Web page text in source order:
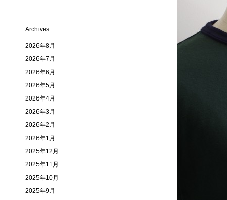
Archives
2026年8月
2026年7月
2026年6月
2026年5月
2026年4月
2026年3月
2026年2月
2026年1月
2025年12月
2025年11月
2025年10月
2025年9月